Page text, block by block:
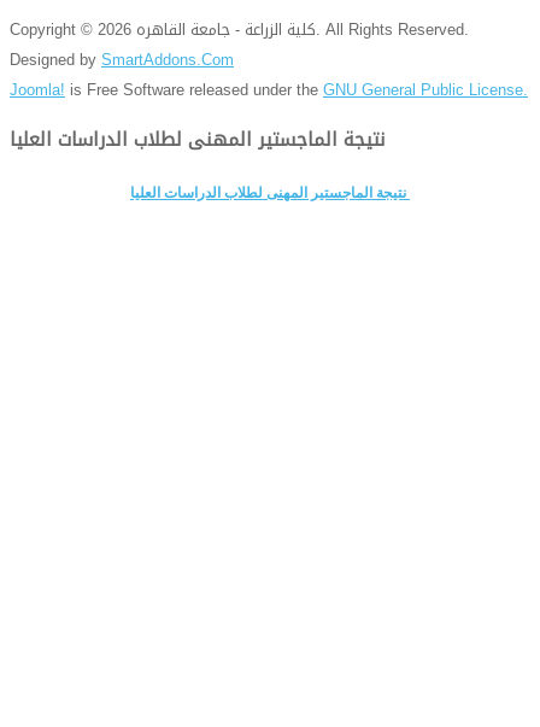
Copyright © 2026 كلية الزراعة - جامعة القاهره. All Rights Reserved.
Designed bySmartAddons.Com
Joomla! is Free Software released under theGNU General Public License.
نتيجة الماجستير المهنى لطلاب الدراسات العليا